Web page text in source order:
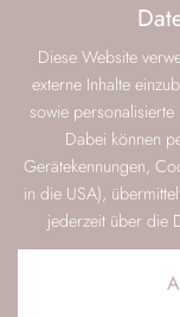
Diese Website
externe Inhalte
sowie
Dabei können
Gerätekennungen,
in die USA),
jederzeit über die